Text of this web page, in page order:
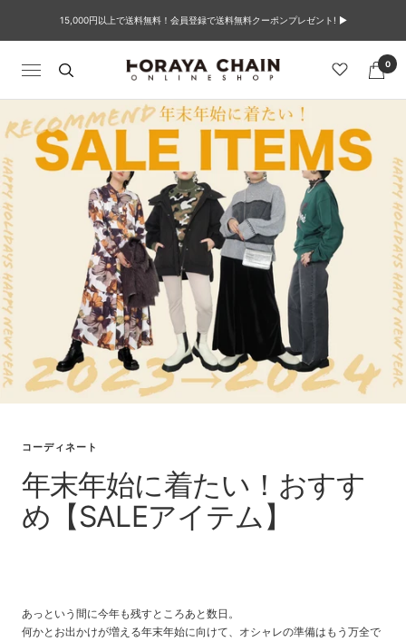
テ
へ
キ
プ
15,000円以上で送料無料！会員登録で送料無料クーポンプレゼント! ▶︎
ナ
ー
TORAYACHAIN
ONLINE
SHOP
0
コーディネート
年末年始に着たい！おすす
め【SALEアイテム】
あっという間に今年も残すところあと数日。
何かとお出かけが増える年末年始に向けて、オシャレの準備はもう万全で